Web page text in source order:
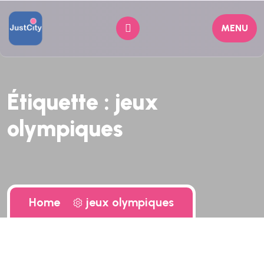
MENU
Étiquette : jeux
olympiques
Home jeux olympiques